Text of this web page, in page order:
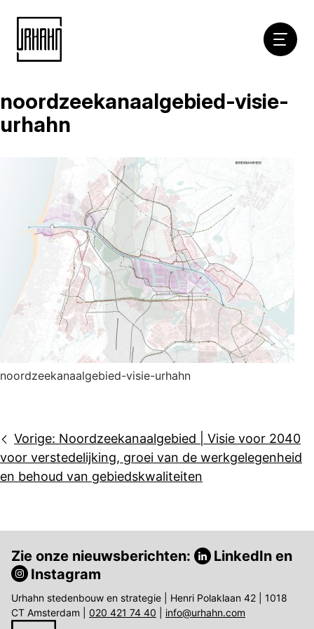
Naar
inhoud
noordzeekanaalgebied-visie-
urhahn
noordzeekanaalgebied-visie-urhahn
Bericht
navigatie
Vorige: Noordzeekanaalgebied | Visie voor 2040
voor verstedelijking, groei van de werkgelegenheid
en behoud van gebiedskwaliteiten
Zie onze nieuwsberichten: LinkedIn en
Instagram
Urhahn stedenbouw en strategie | Henri Polaklaan 42 | 1018
CT Amsterdam | 020 421 74 40 info@urhahn.com